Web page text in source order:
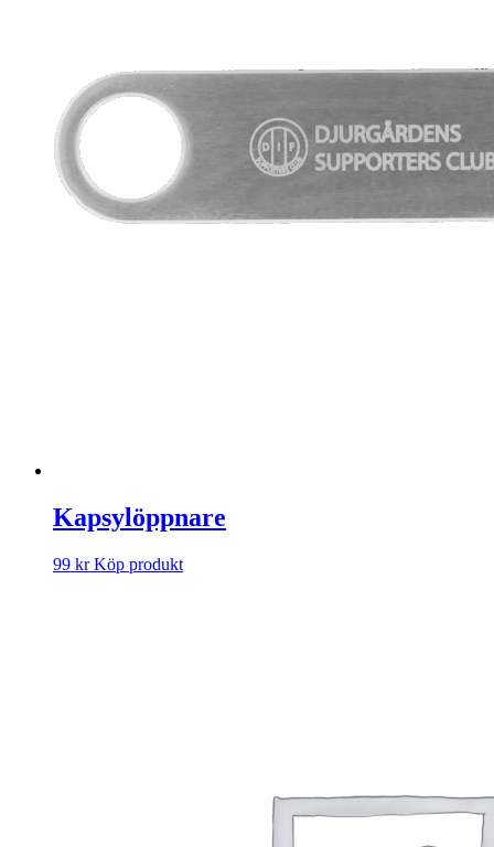
Kapsylöppnare
99 kr Köp produkt